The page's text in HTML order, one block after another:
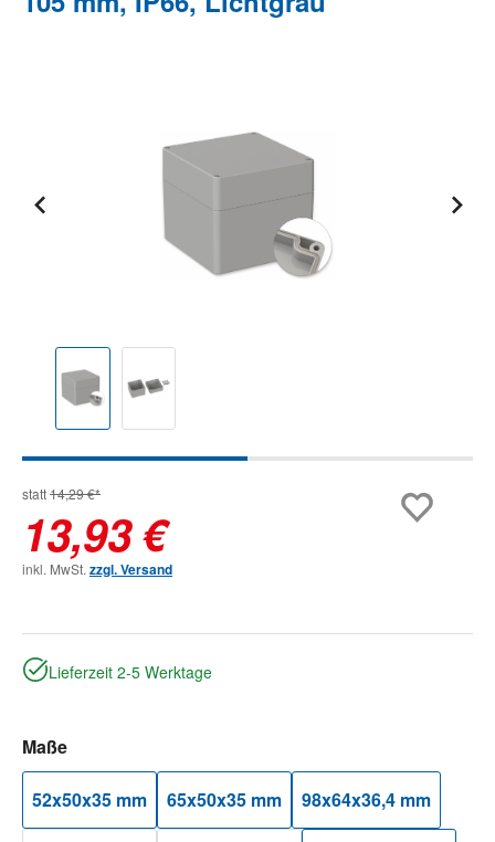
statt14,29 €*
13,93 €
inkl. MwSt. zzgl. Versand
Lieferzeit 2-5 Werktage
Maßeauswählen
52x50x35 mm 65x50x35 mm 98x64x36,4 mm